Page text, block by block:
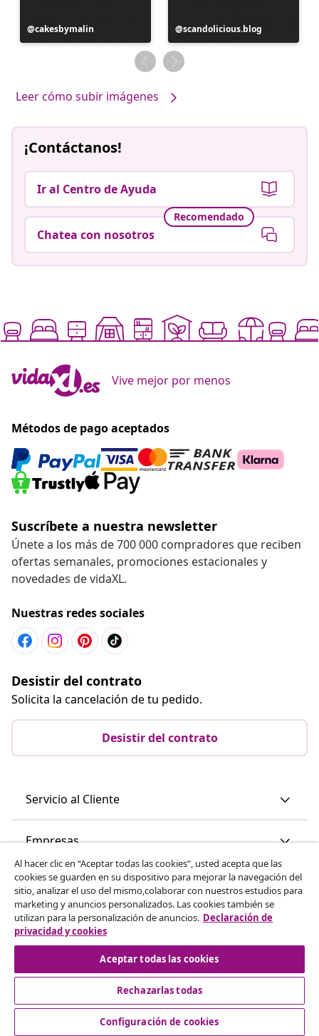
Publicación
realizada
cakesbymalin
Publicación
realizada
por
scandolicious.blog
Leer cómo subir imágenes
¡Contáctanos!
Ir al Centro de Ayuda
Recomendado
Chatea con nosotros
Vive mejor por menos
Métodos de pago aceptados
Suscríbete a nuestra newsletter
Únete a los más de 700 000 compradores que reciben
ofertas semanales, promociones estacionales y
novedades de vidaXL.
Nuestras redes sociales
Desistir del contrato
Solicita la cancelación de tu pedido.
Desistir del contrato
Servicio al Cliente
Empresas
vidaXL
Descubre mas
Al hacer clic en “Aceptar todas las cookies”, usted acepta que las
cookies se guarden en su dispositivo para mejorar la navegación del
sitio, analizar el uso del mismo,colaborar con nuestros estudios para
marketing y anuncios personalizados. Las cookies también se
utilizan para la personalización de anuncios. Declaración de
privacidad y cookies
Aceptar todas las cookies
Rechazarlas todas
Configuración de cookies